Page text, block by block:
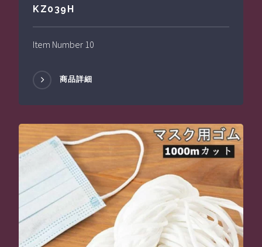
KZ039H
Item Number 10
商品詳細